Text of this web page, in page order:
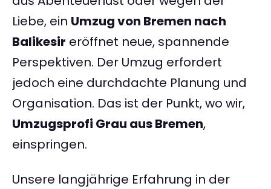
Liebe, ein Umzug von Bremen nach
Balikesir eröffnet neue, spannende
Perspektiven. Der Umzug erfordert
jedoch eine durchdachte Planung und
Organisation. Das ist der Punkt, wo wir,
Umzugsprofi Grau aus Bremen,
einspringen.
Unsere langjährige Erfahrung in der